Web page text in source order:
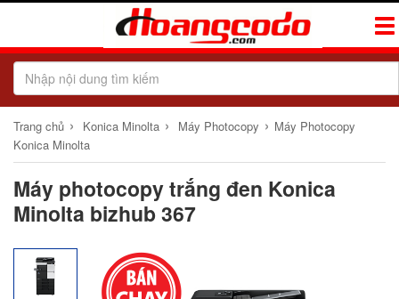
Trang chủ › Konica Minolta › Máy Photocopy › Máy Photocopy
Konica Minolta
Máy photocopy trắng đen Konica
Minolta bizhub 367